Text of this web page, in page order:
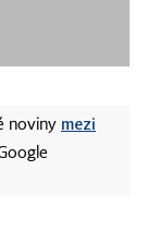
noviny mezi